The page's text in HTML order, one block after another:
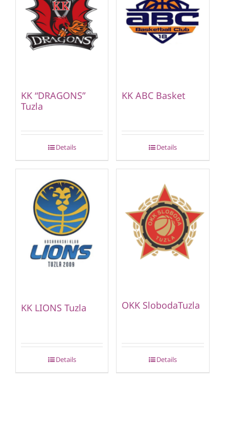
KK “DRAGONS”
Tuzla
Details
KK ABC Basket
Details
KK LIONS Tuzla
Details
OKK SlobodaTuzla
Details